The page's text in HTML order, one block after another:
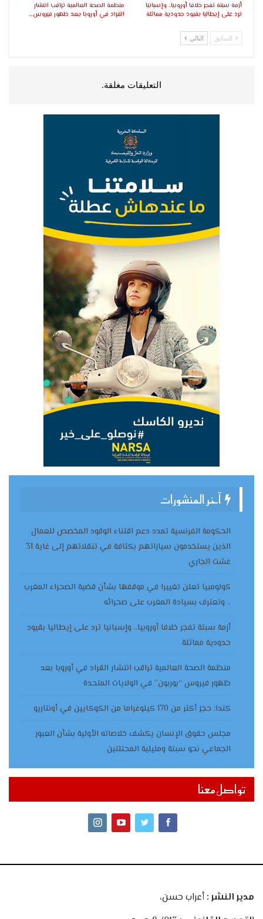
أزمة سبتة تفجر خلافا أوروبيا.. وإسبانيا
ترد على إيطاليا بقيود حدودية مماثلة
منظمة الصحة العالمية تراقب انتشار
القراد في أوروبا بعد ظهور فيروس…
السابق التالي
التعليقات مغلقة.
آخر المنشورات
الحكومة الفرنسية تمدد دعم اقتناء الوقود المخصص للعمال
الذين يستخدمون سياراتهم بكثافة في تنقلاتهم إلى غاية 31
غشت الجاري
كولومبيا تعلن تغييرا في موقفها بشأن قضية الصحراء المغرب
.. وتعترف بسيادة المغرب على صحرائه
أزمة سبتة تفجر خلافا أوروبيا.. وإسبانيا ترد على إيطاليا بقيود
حدودية مماثلة
منظمة الصحة العالمية تراقب انتشار القراد في أوروبا بعد
ظهور فيروس “بوربون” في الولايات المتحدة
كندا: حجز أكثر من 170 كيلوغراما من الكوكايين في أونتاريو
مجلس حقوق الإنسان يكشف خلاصاته الأولية بشأن العبور
الجماعي نحو سبتة ومليلية المحتلتين
تواصل معنا
مدير النشر :أعراب حسن،